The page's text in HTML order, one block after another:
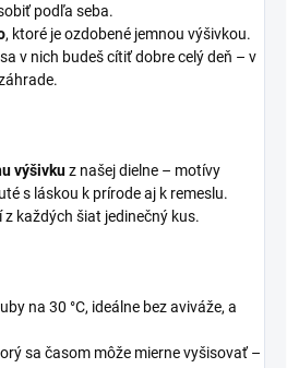
podľa seba.
, ktoré je ozdobené jemnou výšivkou.
v nich budeš cítiť dobre celý deň – v
výšivkuz našej dielne – motívy
s láskou k prírode aj k remeslu.
každých šiat jedinečný kus.
na 30 °C, ideálne bez aviváže, a
sa časom môže mierne vyšisovať –